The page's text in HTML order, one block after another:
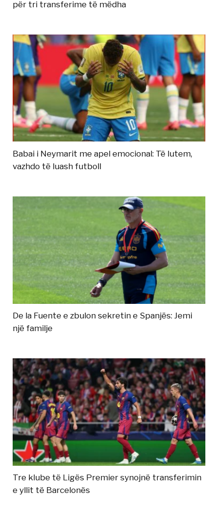
për tri transferime të mëdha
Babai i Neymarit me apel emocional: Të lutem,
vazhdo të luash futboll
De la Fuente e zbulon sekretin e Spanjës: Jemi
një familje
Tre klube të Ligës Premier synojnë transferimin
e yllit të Barcelonës